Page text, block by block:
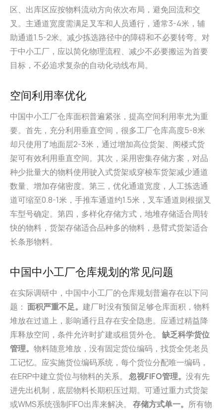
区、出库区应按物料流动方向依次布局，避免回流和交
叉。主通道宽度需满足叉车和人员通行，通常3-4米，辅
助通道1.5-2米。减少拣选路径中的障碍和不必要转弯。对
于中小工厂，应以简化物理流程、减少不必要搬运为首要
目标，不必追求复杂的自动化动线布局。
空间利用率优化
中国中小工厂仓库面积普遍紧张，提高空间利用率尤为重
要。首先，充分利用垂直空间，很多工厂仓库高度5-8米
却只使用了地面层2-3米，通过增加高位货架、阁楼式货
架可有效利用垂直空间。其次，采用密集存储方案，对品
种少批量大的物料使用驶入式货架或穿梭车货架减少通道
数量、增加存储密度。第三，优化通道宽度，人工拣选通
道可缩至0.8-1米，手推车通道约1.5米，叉车通道则根据叉
车型号确定。第四，多样化存储方式，地堆存储适合周转
快的物料，货架存储适合品种多的物料，悬臂式货架适合
长条形物料。
中国中小工厂仓库规划的常见问题
在实际调研中，中国中小工厂的仓库规划普遍存在以下问
题： 面积严重不足。 建厂时没有预留足够仓库面积，物料
堆放在过道上，影响通行且存在安全隐患。应通过精益降
库释放空间，条件允许时扩建或租赁外仓。 缺乏科学货位
管理。 物料随意堆放，没有固定货位编码，找货全凭老员
工记忆。应实施货位编码系统，每个货位分配唯一编码，
在ERP中建立货位与物料的关系。 忽视FIFO管理。 没有先
进先出机制，底层物料长期积压过期。可通过重力式货架
或WMS系统强制FIFO出库来解决。 存储方式单一。 所有物